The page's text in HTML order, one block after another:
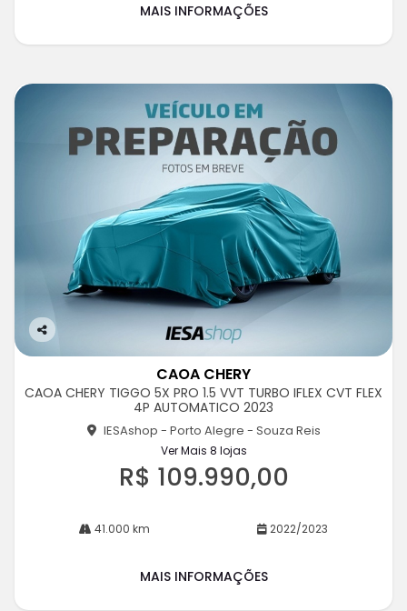
MAIS INFORMAÇÕES
Co
rtil
CAOA CHERY
CAOA CHERY TIGGO 5X PRO 1.5 VVT TURBO IFLEX CVT FLEX
4P AUTOMATICO 2023
IESAshop - Porto Alegre - Souza Reis
Ver Mais 8 lojas
R$ 109.990,00
41.000 km 2022/2023
MAIS INFORMAÇÕES